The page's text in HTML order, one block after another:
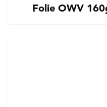
Folie OWV